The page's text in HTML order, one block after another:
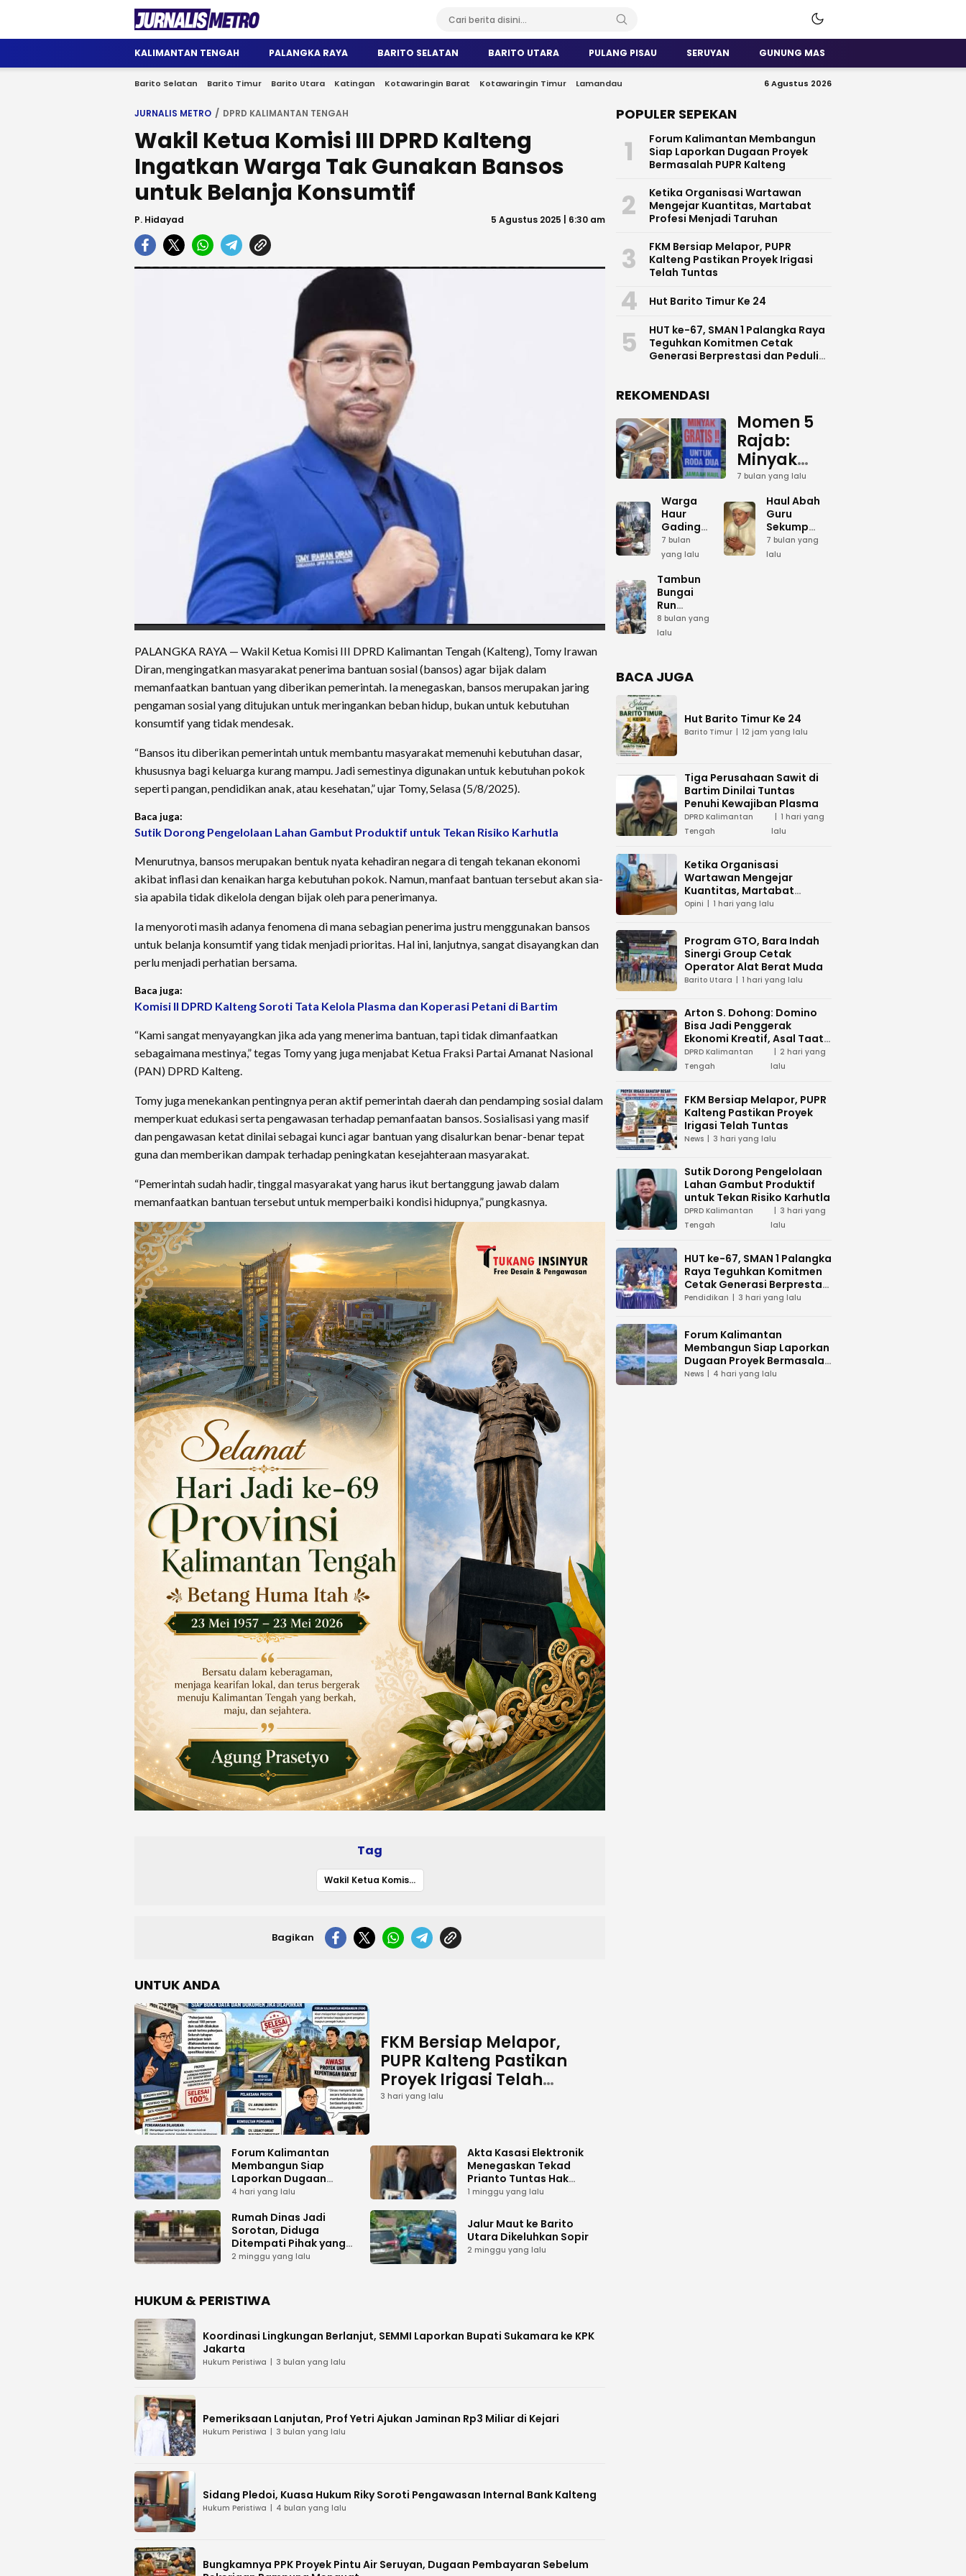
Jurnalis Metro
Satu Wadah Informasi
KALIMANTAN TENGAH PALANGKA RAYA BARITO SELATAN BARITO UTARA PULANG PISAU SERUYAN GUNUNG MAS
Barito Selatan Barito Timur Barito Utara Katingan Kotawaringin Barat Kotawaringin Timur Lamandau 6 Agustus 2026
JURNALIS METRO DPRD KALIMANTAN TENGAH
Wakil Ketua Komisi III DPRD Kalteng
Ingatkan Warga Tak Gunakan Bansos
untuk Belanja Konsumtif
P. Hidayad 5 Agustus 2025 | 6:30 am
PALANGKA RAYA — Wakil Ketua Komisi III DPRD Kalimantan Tengah (Kalteng), Tomy Irawan
Diran, mengingatkan masyarakat penerima bantuan sosial (bansos) agar bijak dalam
memanfaatkan bantuan yang diberikan pemerintah. Ia menegaskan, bansos merupakan jaring
pengaman sosial yang ditujukan untuk meringankan beban hidup, bukan untuk kebutuhan
konsumtif yang tidak mendesak.
“Bansos itu diberikan pemerintah untuk membantu masyarakat memenuhi kebutuhan dasar,
khususnya bagi keluarga kurang mampu. Jadi semestinya digunakan untuk kebutuhan pokok
seperti pangan, pendidikan anak, atau kesehatan,” ujar Tomy, Selasa (5/8/2025).
Baca juga:
Sutik Dorong Pengelolaan Lahan Gambut Produktif untuk Tekan Risiko Karhutla
Menurutnya, bansos merupakan bentuk nyata kehadiran negara di tengah tekanan ekonomi
akibat inflasi dan kenaikan harga kebutuhan pokok. Namun, manfaat bantuan tersebut akan sia-
sia apabila tidak dikelola dengan bijak oleh para penerimanya.
Ia menyoroti masih adanya fenomena di mana sebagian penerima justru menggunakan bansos
untuk belanja konsumtif yang tidak menjadi prioritas. Hal ini, lanjutnya, sangat disayangkan dan
perlu menjadi perhatian bersama.
Baca juga:
Komisi II DPRD Kalteng Soroti Tata Kelola Plasma dan Koperasi Petani di Bartim
“Kami sangat menyayangkan jika ada yang menerima bantuan, tapi tidak dimanfaatkan
sebagaimana mestinya,” tegas Tomy yang juga menjabat Ketua Fraksi Partai Amanat Nasional
(PAN) DPRD Kalteng.
Tomy juga menekankan pentingnya peran aktif pemerintah daerah dan pendamping sosial dalam
memperkuat edukasi serta pengawasan terhadap pemanfaatan bansos. Sosialisasi yang masif
dan pengawasan ketat dinilai sebagai kunci agar bantuan yang disalurkan benar-benar tepat
guna dan memberikan dampak terhadap peningkatan kesejahteraan masyarakat.
“Pemerintah sudah hadir, tinggal masyarakat yang harus ikut bertanggung jawab dalam
memanfaatkan bantuan tersebut untuk memperbaiki kondisi hidupnya,” pungkasnya.
Tag
Wakil Ketua Komisi III DPRD Kalteng Ingatkan Warga Tak Gunakan Bansos untuk Belanja Konsumtif
Bagikan
UNTUK ANDA
FKM Bersiap Melapor,
PUPR Kalteng Pastikan
Proyek Irigasi Telah
Tuntas
3 hari yang lalu
Forum Kalimantan
Membangun Siap
Laporkan Dugaan
Proyek Bermasalah
4 hari yang lalu
Akta Kasasi Elektronik
Menegaskan Tekad
Prianto Tuntas Hak
Lahan ke Mahkamah
1 minggu yang lalu
Rumah Dinas Jadi
Sorotan, Diduga
Ditempati Pihak yang
Tak Berhak
2 minggu yang lalu
Jalur Maut ke Barito
Utara Dikeluhkan Sopir
2 minggu yang lalu
HUKUM & PERISTIWA
Koordinasi Lingkungan Berlanjut, SEMMI Laporkan Bupati Sukamara ke KPK
Jakarta
Hukum Peristiwa 3 bulan yang lalu
Pemeriksaan Lanjutan, Prof Yetri Ajukan Jaminan Rp3 Miliar di Kejari
Hukum Peristiwa 3 bulan yang lalu
Sidang Pledoi, Kuasa Hukum Riky Soroti Pengawasan Internal Bank Kalteng
Hukum Peristiwa 4 bulan yang lalu
Bungkamnya PPK Proyek Pintu Air Seruyan, Dugaan Pembayaran Sebelum
POPULER SEPEKAN
1
Forum Kalimantan Membangun
Siap Laporkan Dugaan Proyek
Bermasalah PUPR Kalteng
2
Ketika Organisasi Wartawan
Mengejar Kuantitas, Martabat
Profesi Menjadi Taruhan
3
FKM Bersiap Melapor, PUPR
Kalteng Pastikan Proyek Irigasi
Telah Tuntas
4 Hut Barito Timur Ke 24
5
HUT ke-67, SMAN 1 Palangka Raya
Teguhkan Komitmen Cetak
Generasi Berprestasi dan Peduli
REKOMENDASI
Momen 5
Rajab:
Minyak
Gratis
dan Cinta
yang
Terus
Mengalir
7 bulan yang lalu
Warga
Haur
Gading
Siapkan
Bumbu
Umum
Sambut 5
Rajab di
Sekumpul
7 bulan
yang lalu
Haul Abah
Guru
Sekumpul:
Ketika
Lautan
7 bulan yang
lalu
Tambun
Bungai
Run
Meriahkan
Hari Bela
Juang TNI
AD di
Palangka
Raya
8 bulan yang
lalu
BACA JUGA
Hut Barito Timur Ke 24
Barito Timur 12 jam yang lalu
Tiga Perusahaan Sawit di
Bartim Dinilai Tuntas
Penuhi Kewajiban Plasma
DPRD Kalimantan
Tengah
1 hari yang
lalu
Ketika Organisasi
Wartawan Mengejar
Kuantitas, Martabat
Profesi Menjadi Taruhan
Opini 1 hari yang lalu
Program GTO, Bara Indah
Sinergi Group Cetak
Operator Alat Berat Muda
Barito Utara 1 hari yang lalu
Arton S. Dohong: Domino
Bisa Jadi Penggerak
Ekonomi Kreatif, Asal Taat
Aturan
DPRD Kalimantan
Tengah
2 hari yang
lalu
FKM Bersiap Melapor, PUPR
Kalteng Pastikan Proyek
Irigasi Telah Tuntas
News 3 hari yang lalu
Sutik Dorong Pengelolaan
Lahan Gambut Produktif
untuk Tekan Risiko Karhutla
DPRD Kalimantan
Tengah
3 hari yang
lalu
HUT ke-67, SMAN 1 Palangka
Raya Teguhkan Komitmen
Cetak Generasi Berprestasi
dan Peduli Lingkunga
Pendidikan 3 hari yang lalu
Forum Kalimantan
Membangun Siap Laporkan
Dugaan Proyek Bermasalah
PUPR Kalteng
News 4 hari yang lalu